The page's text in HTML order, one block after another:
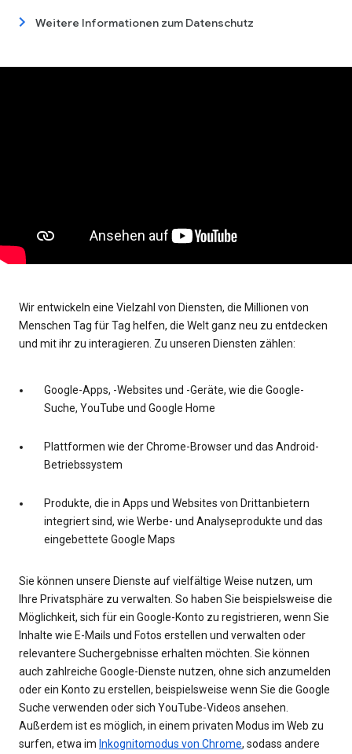
Weitere Informationen zum Datenschutz
Wir entwickeln eine Vielzahl von Diensten, die Millionen von
Menschen Tag für Tag helfen, die Welt ganz neu zu entdecken
und mit ihr zu interagieren. Zu unseren Diensten zählen:
Google-Apps, -Websites und -Geräte, wie die Google-
Suche, YouTube und Google Home
Plattformen wie der Chrome-Browser und das Android-
Betriebssystem
Produkte, die in Apps und Websites von Drittanbietern
integriert sind, wie Werbe- und Analyseprodukte und das
eingebettete Google Maps
Sie können unsere Dienste auf vielfältige Weise nutzen, um
Ihre Privatsphäre zu verwalten. So haben Sie beispielsweise die
Möglichkeit, sich für ein Google-Konto zu registrieren, wenn Sie
Inhalte wie E-Mails und Fotos erstellen und verwalten oder
relevantere Suchergebnisse erhalten möchten. Sie können
auch zahlreiche Google-Dienste nutzen, ohne sich anzumelden
oder ein Konto zu erstellen, beispielsweise wenn Sie die Google
Suche verwenden oder sich YouTube-Videos ansehen.
Außerdem ist es möglich, in einem privaten Modus im Web zu
surfen, etwa im Inkognitomodus von Chrome, sodass andere